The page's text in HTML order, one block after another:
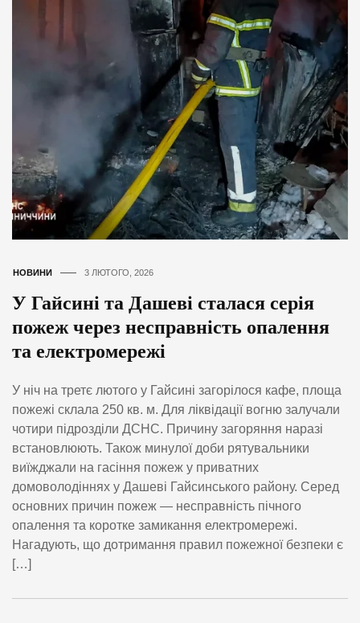
НОВИНИ 3 ЛЮТОГО, 2026
У Гайсині та Дашеві сталася серія
пожеж через несправність опалення
та електромережі
У ніч на третє лютого у Гайсині загорілося кафе, площа
пожежі склала 250 кв. м. Для ліквідації вогню залучали
чотири підрозділи ДСНС. Причину загоряння наразі
встановлюють. Також минулої доби рятувальники
виїжджали на гасіння пожеж у приватних
домоволодіннях у Дашеві Гайсинського району. Серед
основних причин пожеж — несправність пічного
опалення та коротке замикання електромережі.
Нагадують, що дотримання правил пожежної безпеки є
[…]